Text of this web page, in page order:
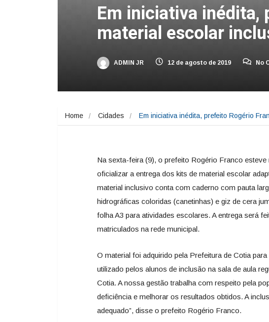
Em iniciativa inédita,
material escolar
ADMIN JR 12 de agosto de 2019 No
Home Cidades Em iniciativa inédita, prefeito Rogério
Na sexta-feira (9), o prefeito Rogério Franco
oficializar a entrega dos kits de material escolar
material inclusivo conta com caderno com pauta
hidrográficas coloridas (canetinhas) e giz de cera
folha A3 para atividades escolares. A entrega será
matriculados na rede municipal.
O material foi adquirido pela Prefeitura de Cotia
utilizado pelos alunos de inclusão na sala de aula
Cotia. A nossa gestão trabalha com respeito pela
deficiência e melhorar os resultados obtidos. A
adequado”, disse o prefeito Rogério Franco.